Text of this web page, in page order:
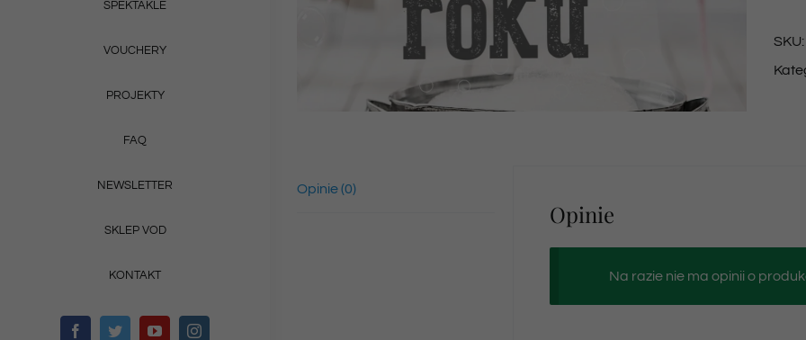
SPEKTAKLE
VOUCHERY
PROJEKTY
FAQ
NEWSLETTER
SKLEP VOD
KONTAKT
SKU:
Opinie (0)
Opinie
Na razie nie ma opinii o